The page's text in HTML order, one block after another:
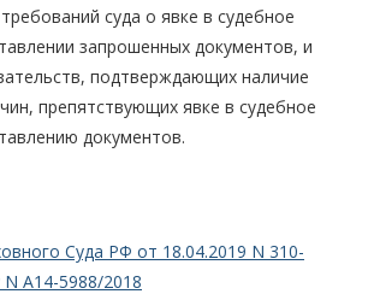
суда о явке в судебное
запрошенных документов, и
подтверждающих наличие
препятствующих явке в судебное
документов.
Суда РФ от 18.04.2019 N 310-
А14-5988/2018